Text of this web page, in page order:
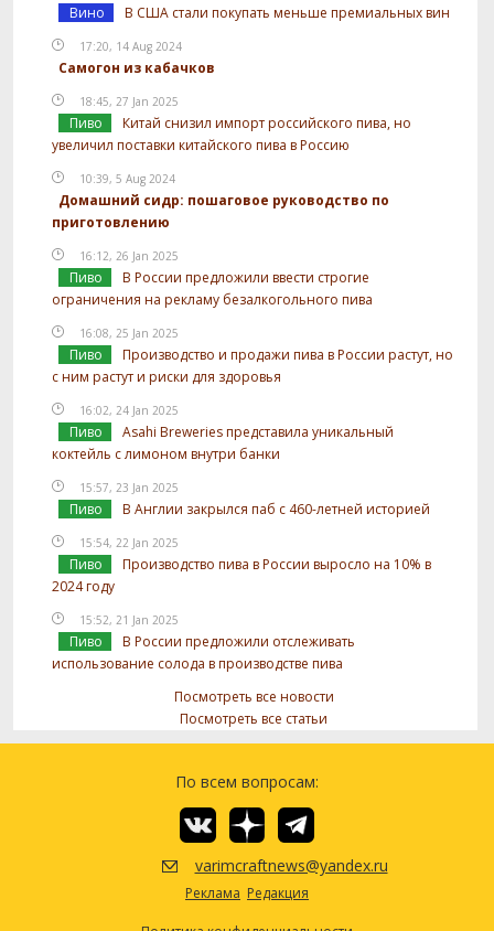
Вино В США стали покупать меньше премиальных вин
17:20, 14 Aug 2024
Самогон из кабачков
18:45, 27 Jan 2025
Пиво
Китай снизил импорт российского пива, но
увеличил поставки китайского пива в Россию
10:39, 5 Aug 2024
Домашний сидр: пошаговое руководство по
приготовлению
16:12, 26 Jan 2025
Пиво
В России предложили ввести строгие
ограничения на рекламу безалкогольного пива
16:08, 25 Jan 2025
Пиво
Производство и продажи пива в России растут, но
с ним растут и риски для здоровья
16:02, 24 Jan 2025
Пиво
Asahi Breweries представила уникальный
коктейль с лимоном внутри банки
15:57, 23 Jan 2025
Пиво В Англии закрылся паб с 460-летней историей
15:54, 22 Jan 2025
Пиво
Производство пива в России выросло на 10% в
2024 году
15:52, 21 Jan 2025
Пиво
В России предложили отслеживать
использование солода в производстве пива
Посмотреть все новости
Посмотреть все статьи
По всем вопросам:
varimcraftnews@yandex.ru
Реклама Редакция